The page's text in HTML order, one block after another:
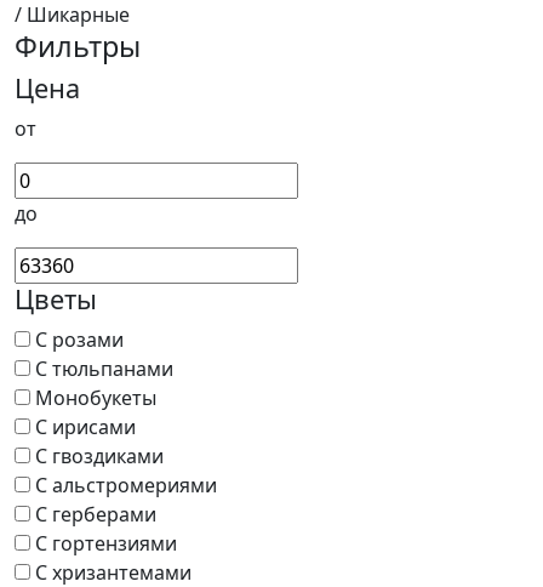
/ Шикарные
Фильтры
Цена
от
до
Цветы
С розами
С тюльпанами
Монобукеты
С ирисами
С гвоздиками
С альстромериями
С герберами
С гортензиями
С хризантемами